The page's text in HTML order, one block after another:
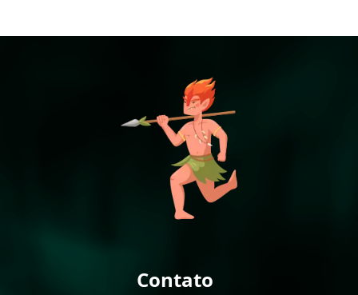
Contato